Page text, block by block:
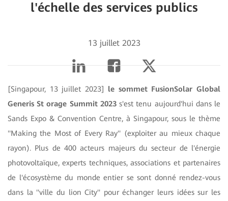
l'échelle des services publics
13 juillet 2023
[Singapour, 13 juillet 2023] le sommet FusionSolar Global
Generis St orage Summit 2023s'est tenu aujourd'hui dans le
Sands Expo & Convention Centre, à Singapour, sous le thème
''Making the Most of Every Ray'' (exploiter au mieux chaque
rayon). Plus de 400 acteurs majeurs du secteur de l'énergie
photovoltaïque, experts techniques, associations et partenaires
de l'écosystème du monde entier se sont donné rendez-vous
dans la ''ville du lion City'' pour échanger leurs idées sur les